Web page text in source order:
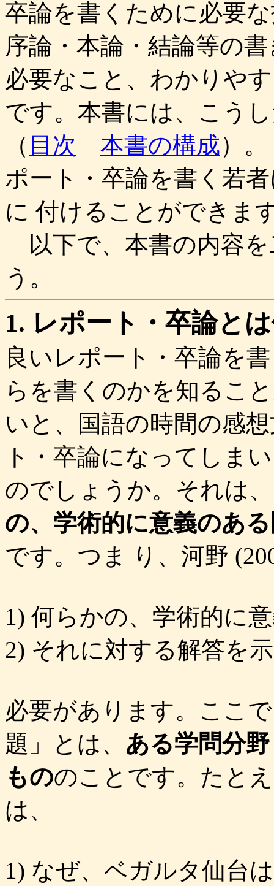
卒論を書くために必要
序論・本論・結論等の
必要なこと、わかりや
です。本書には、こう
（ 目次 本書の構成）
ポート・卒論を書く若
に 付けることができま
以下で、本書の内容
う。
1. レポート・卒論と
良いレポート・卒論を
らを書くのかを知るこ
いと、国語の時間の感
ト・卒論になってしま
のでしょうか。それは
の、学術的に意義のあ
です。つま り、河野
1) 何らかの、学術的に
2) それに対する解答を
必要があります。ここ
題」とは、 ある学問分
もののことです。たと
は、
1) なぜ、ベガルタ仙台